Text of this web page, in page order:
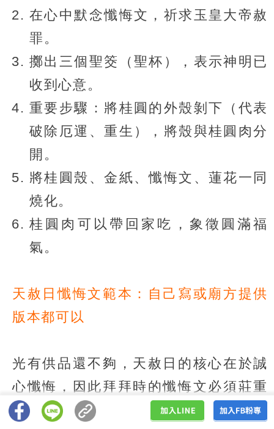
在心中默念懺悔文，祈求玉皇大帝赦
罪。
擲出三個聖筊（聖杯），表示神明已
收到心意。
重要步驟：將桂圓的外殼剝下（代表
破除厄運、重生），將殼與桂圓肉分
開。
將桂圓殼、金紙、懺悔文、蓮花一同
燒化。
桂圓肉可以帶回家吃，象徵圓滿福
氣。
天赦日懺悔文範本：自己寫或廟方提供
版本都可以
光有供品還不夠，天赦日的核心在於誠
心懺悔，因此拜拜時的懺悔文必須莊重
誠懇，除了可以直接和廟方索取制式的